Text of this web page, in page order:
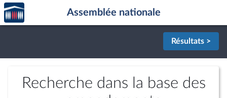
Aller au contenu
Aller en bas de la page
Accèder
à la
page
Assemblée nationale
Résultats >
Recherche dans la base des